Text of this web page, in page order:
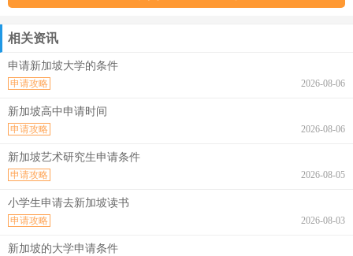
相关资讯
申请新加坡大学的条件
2026-08-06
申请攻略
新加坡高中申请时间
2026-08-06
申请攻略
新加坡艺术研究生申请条件
2026-08-05
申请攻略
小学生申请去新加坡读书
2026-08-03
申请攻略
新加坡的大学申请条件